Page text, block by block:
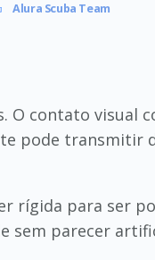
Alura Scuba Team
O contato visual
pode transmitir
rígida para ser
sem parecer